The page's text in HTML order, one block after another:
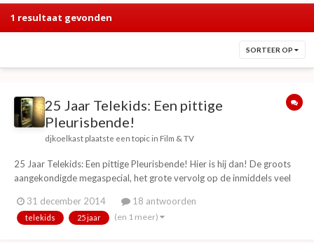
1 resultaat gevonden
SORTEER OP
25 Jaar Telekids: Een pittige
Pleurisbende!
djkoelkast plaatste een topic in Film & TV
25 Jaar Telekids: Een pittige Pleurisbende! Hier is hij dan! De groots
aangekondigde megaspecial, het grote vervolg op de inmiddels veel
Telekidsspecial der specials, dazzling, vol spektakel, blamages,
blundertjes, liedj...
31 december 2014 18 antwoorden
telekids 25 jaar (en 1 meer)